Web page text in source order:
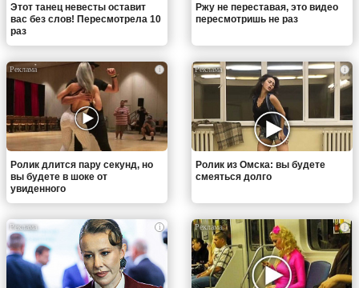
Этот танец невесты оставит
вас без слов! Пересмотрела 10
раз
Ржу не переставая, это видео
пересмотришь не раз
i
Ролик длится пару секунд, но
вы будете в шоке от
увиденного
i
Ролик из Омска: вы будете
смеяться долго
i i